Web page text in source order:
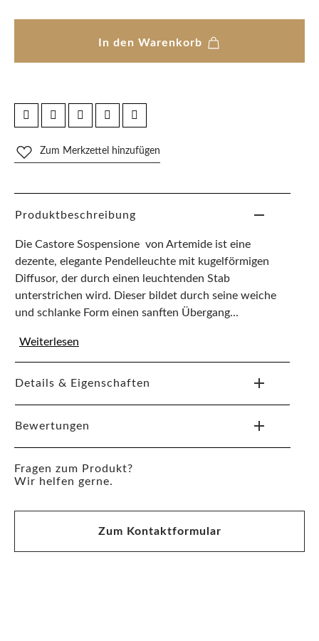
In den Warenkorb
Zum Merkzettel hinzufügen
Produktbeschreibung
Die Castore Sospensione von Artemide ist eine
dezente, elegante Pendelleuchte mit kugelförmigen
Diffusor, der durch einen leuchtenden Stab
unterstrichen wird. Dieser bildet durch seine weiche
und schlanke Form einen sanften Übergang...
Weiterlesen
Details & Eigenschaften
Bewertungen
Fragen zum Produkt?
Wir helfen gerne.
Zum Kontaktformular